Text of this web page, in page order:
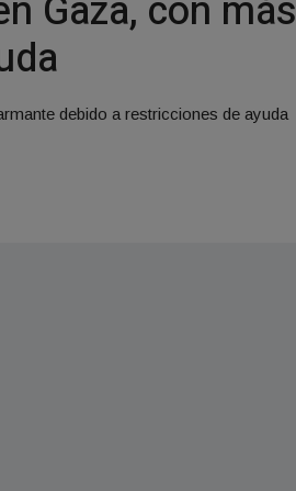
debido a restricciones de ayuda